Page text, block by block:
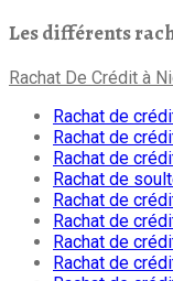
Les différents
Rachat De Crédit à
Rachat de
Rachat de
Rachat de
Rachat de
Rachat de
Rachat de
Rachat de
Rachat de